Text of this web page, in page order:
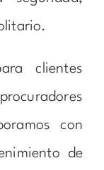
clientes
con
de